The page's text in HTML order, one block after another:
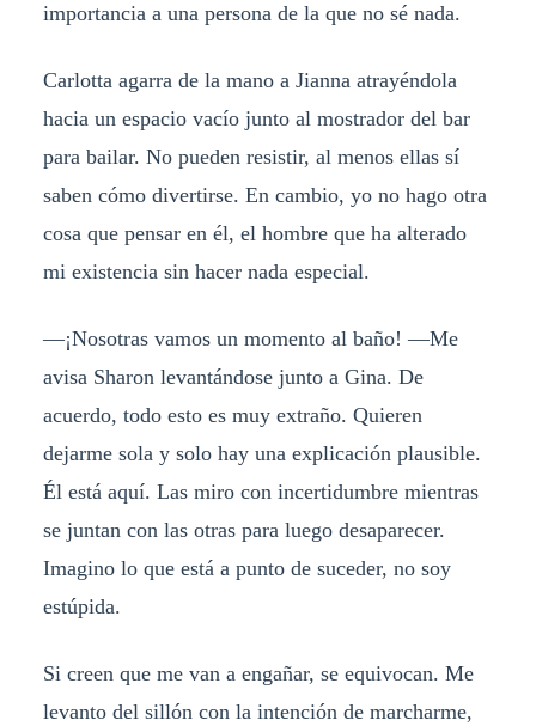
importancia a una persona de la que no sé nada.
Carlotta agarra de la mano a Jianna atrayéndola
hacia un espacio vacío junto al mostrador del bar
para bailar. No pueden resistir, al menos ellas sí
saben cómo divertirse. En cambio, yo no hago otra
cosa que pensar en él, el hombre que ha alterado
mi existencia sin hacer nada especial.
—¡Nosotras vamos un momento al baño! —Me
avisa Sharon levantándose junto a Gina. De
acuerdo, todo esto es muy extraño. Quieren
dejarme sola y solo hay una explicación plausible.
Él está aquí. Las miro con incertidumbre mientras
se juntan con las otras para luego desaparecer.
Imagino lo que está a punto de suceder, no soy
estúpida.
Si creen que me van a engañar, se equivocan. Me
levanto del sillón con la intención de marcharme,